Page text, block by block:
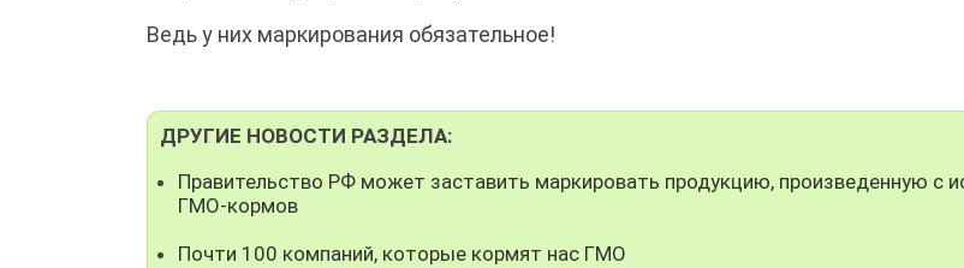
Ведь у них маркирования обязательное!
ДРУГИЕ НОВОСТИ РАЗДЕЛА:
Правительство РФ может заставить маркировать продукцию, произведенную с
ГМО-кормов
Почти 100 компаний, которые кормят нас ГМО